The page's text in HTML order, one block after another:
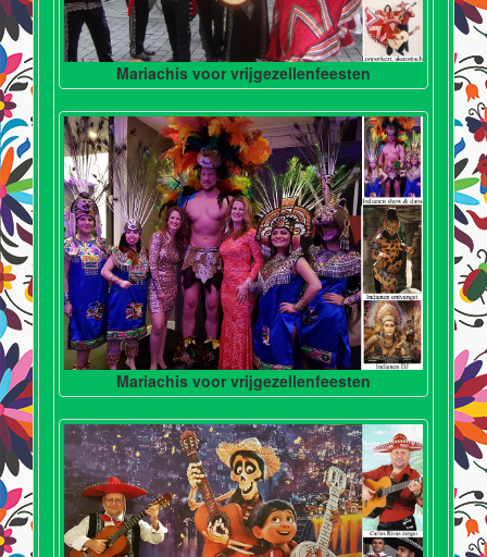
Mariachis voor vrijgezellenfeesten
Mariachis voor vrijgezellenfeesten